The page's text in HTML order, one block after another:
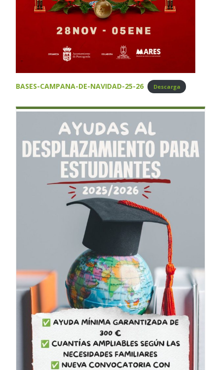
BASES-CAMPANA-DE-NAVIDAD-25-26 Descarga